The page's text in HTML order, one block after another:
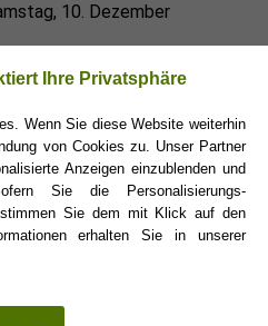
10. Dezember
/Schütze Frau
Ihre Privatsphäre
Wenn Sie diese Website weiterhin
von Cookies zu. Unser Partner
Anzeigen einzublenden und
Sie die Personalisierungs-
Sie dem mit Klick auf den
erhalten Sie in unserer